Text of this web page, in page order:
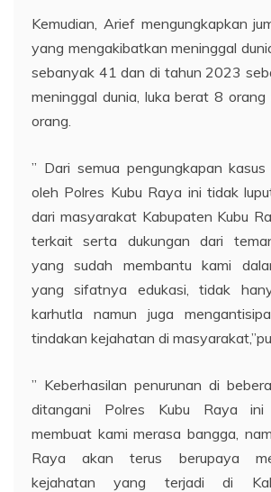
Kemudian, Arief mengungkapkan
yang mengakibatkan meninggal
sebanyak 41 dan di tahun 2023
meninggal dunia, luka berat 8
orang.
” Dari semua pengungkapan
oleh Polres Kubu Raya ini tidak
dari masyarakat Kabupaten Kubu
terkait serta dukungan dari
yang sudah membantu kami
yang sifatnya edukasi, tidak
karhutla namun juga
tindakan kejahatan di
” Keberhasilan penurunan di
ditangani Polres Kubu Raya
membuat kami merasa bangga,
Raya akan terus berupaya
kejahatan yang terjadi di